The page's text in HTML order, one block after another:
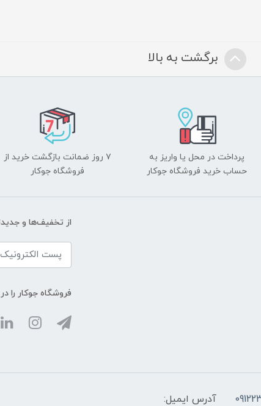
برگشت به بالا
پرداخت در محل یا واریز به
حساب خرید فروشگاه جوکار
۷ روز ضمانت بازگشت خرید از
فروشگاه جوکار
از تخفیف‌ها و
فروشگاه جوکار را
آدرس ایمیل: